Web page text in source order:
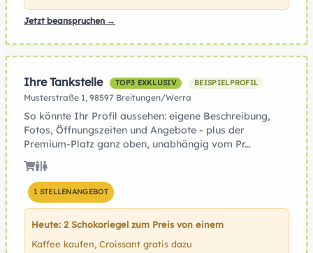
Jetzt beanspruchen →
Ihre Tankstelle TOP3 EXKLUSIV BEISPIELPROFIL
Musterstraße 1, 98597 Breitungen/Werra
So könnte Ihr Profil aussehen: eigene Beschreibung,
Fotos, Öffnungszeiten und Angebote - plus der
Premium-Platz ganz oben, unabhängig vom Pr...
1 STELLENANGEBOT
Heute: 2 Schokoriegel zum Preis von einem
Kaffee kaufen, Croissant gratis dazu